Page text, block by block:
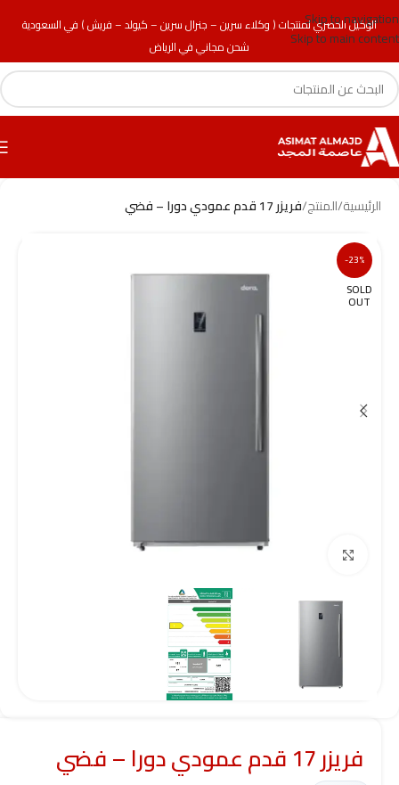
الوكيل الحصري لمنتجات ( وكلاء سرين – جنرال سرين – كيولد – فريش ) في السعودية
شحن مجاني في الرياض
Skip to navigation
Skip to main content
الرئيسية/المنتج/فريزر 17 قدم عمودي دورا – فضي
-23%
SOLD
OUT
Click to enlarge
فريزر 17 قدم عمودي دورا – فضي